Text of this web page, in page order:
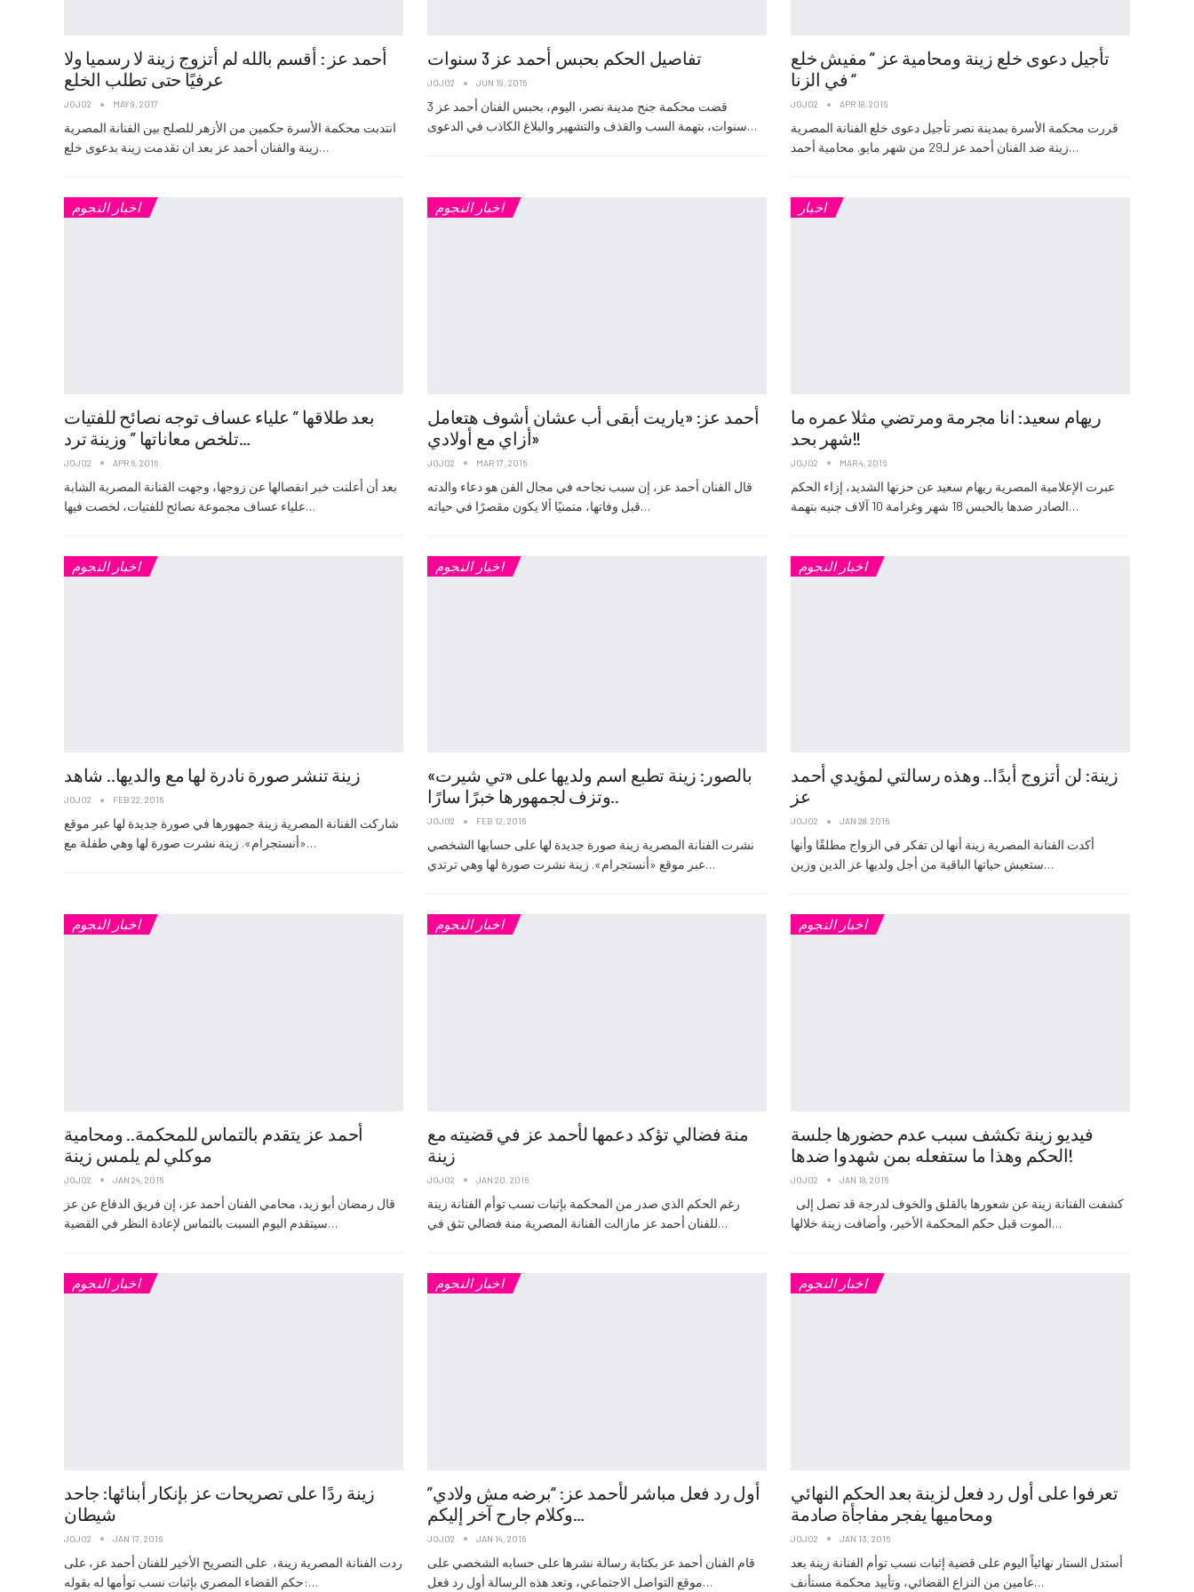
أحمد عز : أقسم بالله لم أتزوج زينة لا رسميا ولا
عرفيًا حتى تطلب الخلع
JOJO2 MAY 9, 2017
انتدبت محكمة الأسرة حكمين من الأزهر للصلح بين الفنانة المصرية
زينة والفنان أحمد عز بعد ان تقدمت زينة بدعوى خلع…
تفاصيل الحكم بحبس أحمد عز 3 سنوات
JOJO2 JUN 19, 2016
قضت محكمة جنح مدينة نصر، اليوم، بحبس الفنان أحمد عز 3
سنوات، بتهمة السب والقذف والتشهير والبلاغ الكاذب في الدعوى…
تأجيل دعوى خلع زينة ومحامية عز ” مفيش خلع
في الزنا “
JOJO2 APR 18, 2016
قررت محكمة الأسرة بمدينة نصر تأجيل دعوى خلع الفنانة المصرية
زينة ضد الفنان أحمد عز لـ29 من شهر مايو. محامية أحمد…
اخبار النجوم
بعد طلاقها ” علياء عساف توجه نصائح للفتيات
تلخص معاناتها ” وزينة ترد…
JOJO2 APR 6, 2016
بعد أن أعلنت خبر انفصالها عن زوجها، وجهت الفنانة المصرية الشابة
علياء عساف مجموعة نصائح للفتيات، لخصت فيها…
اخبار النجوم
أحمد عز: «ياريت أبقى أب عشان أشوف هتعامل
أزاي مع أولادي»
JOJO2 MAR 17, 2016
قال الفنان أحمد عز، إن سبب نجاحه في مجال الفن هو دعاء والدته
قبل وفاتها، متمنيًا ألا يكون مقصرًا في حياته…
اخبار
ريهام سعيد: انا مجرمة ومرتضي مثلا عمره ما
شهر بحد!!
JOJO2 MAR 4, 2016
عبرت الإعلامية المصرية ريهام سعيد عن حزنها الشديد، إزاء الحكم
الصادر ضدها بالحبس 18 شهر وغرامة 10 آلاف جنيه بتهمة…
اخبار النجوم
زينة تنشر صورة نادرة لها مع والديها.. شاهد
JOJO2 FEB 22, 2016
شاركت الفنانة المصرية زينة جمهورها في صورة جديدة لها عبر موقع
«أنستجرام». زينة نشرت صورة لها وهي طفلة مع…
اخبار النجوم
بالصور: زينة تطبع اسم ولديها على «تي شيرت»
وتزف لجمهورها خبرًا سارًا..
JOJO2 FEB 12, 2016
نشرت الفنانة المصرية زينة صورة جديدة لها على حسابها الشخصي
عبر موقع «أنستجرام». زينة نشرت صورة لها وهي ترتدي…
اخبار النجوم
زينة: لن أتزوج أبدًا.. وهذه رسالتي لمؤيدي أحمد
عز
JOJO2 JAN 28, 2016
أكدت الفنانة المصرية زينة أنها لن تفكر في الزواج مطلقًا وأنها
ستعيش حياتها الباقية من أجل ولديها عز الدين وزين…
اخبار النجوم
أحمد عز يتقدم بالتماس للمحكمة.. ومحامية
موكلي لم يلمس زينة
JOJO2 JAN 24, 2016
قال رمضان أبو زيد، محامي الفنان أحمد عز، إن فريق الدفاع عن عز
سيتقدم اليوم السبت بالتماس لإعادة النظر في القضية…
اخبار النجوم
منة فضالي تؤكد دعمها لأحمد عز في قضيته مع
زينة
JOJO2 JAN 20, 2016
رغم الحكم الذي صدر من المحكمة بإثبات نسب توأم الفنانة زينة
للفنان أحمد عز مازالت الفنانة المصرية منة فضالي تثق في…
اخبار النجوم
فيديو زينة تكشف سبب عدم حضورها جلسة
الحكم وهذا ما ستفعله بمن شهدوا ضدها!
JOJO2 JAN 18, 2016
الموت قبل حكم المحكمة الأخير، وأضافت زينة خلالها…
اخبار النجوم
زينة ردًا على تصريحات عز بإنكار أبنائها: جاحد
شيطان
JOJO2 JAN 17, 2016
ردت الفنانة المصرية زينة، على التصريح الأخير للفنان أحمد عز، على
حكم القضاء المصري بإثبات نسب توأمها له بقوله:…
اخبار النجوم
أول رد فعل مباشر لأحمد عز: “برضه مش ولادي”
وكلام جارح آخر إليكم…
JOJO2 JAN 14, 2016
قام الفنان أحمد عز بكتابة رسالة نشرها على حسابه الشخصي على
موقع التواصل الاجتماعي، وتعد هذه الرسالة أول رد فعل…
اخبار النجوم
تعرفوا على أول رد فعل لزينة بعد الحكم النهائي
ومحاميها يفجر مفاجأة صادمة
JOJO2 JAN 13, 2016
أستدل الستار نهائياً اليوم على قضية إثبات نسب توأم الفنانة زينة بعد
عامين من النزاع القضائي، وتأييد محكمة مستأنف…